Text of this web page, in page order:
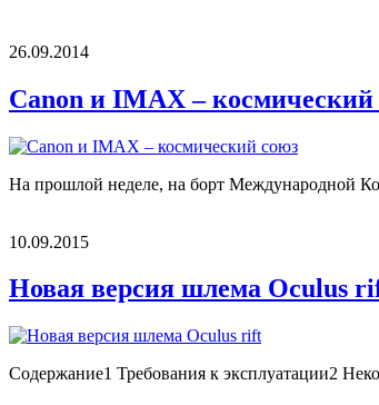
26.09.2014
Canon и IMAX – космический
На прошлой неделе, на борт Международной
10.09.2015
Новая версия шлема Oculus
Содержание1 Требования к эксплуатации2